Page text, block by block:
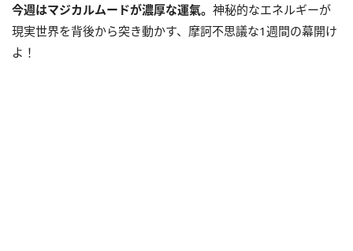
今週はマジカルムードが濃厚な運氣。 神秘的なエネルギーが
現実世界を背後から突き動かす、摩訶不思議な1週間の幕開け
よ！